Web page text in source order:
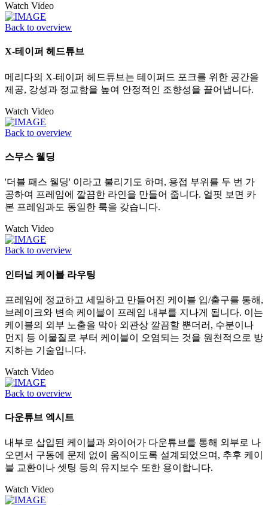
Watch Video
Back to overview
X-테이퍼 헤드튜브
메리다의 X-테이퍼 헤드튜브는 테이퍼드 포크를 위한 공간을
제공, 강성과 정교함을 높여 안정적인 조향성을 끌어냅니다.
Watch Video
Back to overview
스무스 웰딩
'더블 패스 웰딩' 이라고 불리기도 하며, 용접 부위를 두 번 가
공하여 프레임에 깔끔한 라인을 만들어 줍니다. 얼핏 보면 카
본 프레임과도 동일한 룩을 갖습니다.
Watch Video
Back to overview
인터널 케이블 라우팅
프레임에 정교하고 세밀하고 만들어진 케이블 입/출구를 통해,
브레이크와 변속 케이블이 프레임 내부를 지나게 됩니다. 이는
케이블의 외부 노출을 막아 외관상 깔끔할 뿐더러, 수분이나
먼지 등 이물질로 부터 케이블이 오염되는 것을 원천적으로 방
지하는 기술입니다.
Watch Video
Back to overview
다운튜브 엑시트
내부로 삽입된 케이블과 와이어가 다운튜브를 통해 외부로 나
오면서 구동에 문제 없이 움직이도록 설계되었으며, 추후 케이
블 교환이나 셋팅 등의 유지보수 또한 용이합니다.
Watch Video